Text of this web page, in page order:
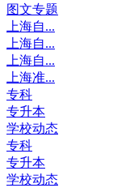
图文专题
上海自...
上海自...
上海自...
上海准...
专科
专升本
学校动态
专科
专升本
学校动态